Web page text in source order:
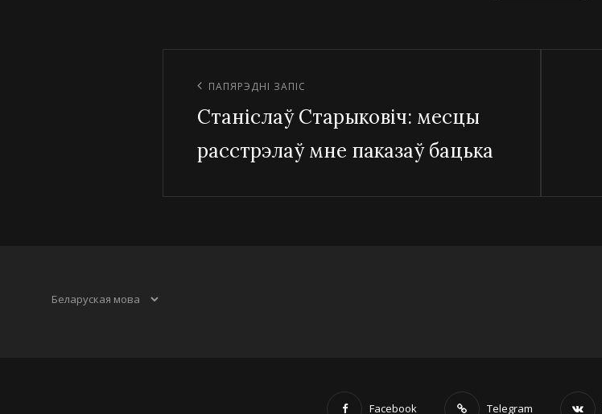
запісах
Папярэдні
запіс
ПАПЯРЭДНІ ЗАПІС
Станіслаў Старыковіч: месцы
расстрэлаў мне паказаў бацька
Выбраць
Facebook Telegram